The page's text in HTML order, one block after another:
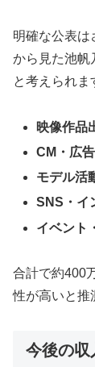
明確な公表は
から見た池帆
と考えられま
映像作品
CM・広
モデル活
SNS・イ
イベント
合計で約400
性が高いと推
今後の収